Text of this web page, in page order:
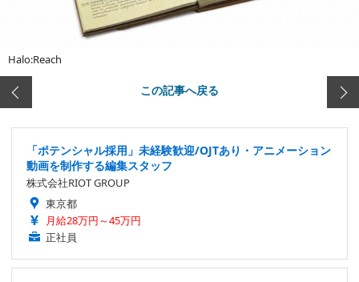
Halo:Reach
この記事へ戻る
「ポテンシャル採用」未経験歓迎/OJTあり・アニメーション
動画を制作する編集スタッフ
株式会社RIOT GROUP
東京都
月給28万円～45万円
正社員